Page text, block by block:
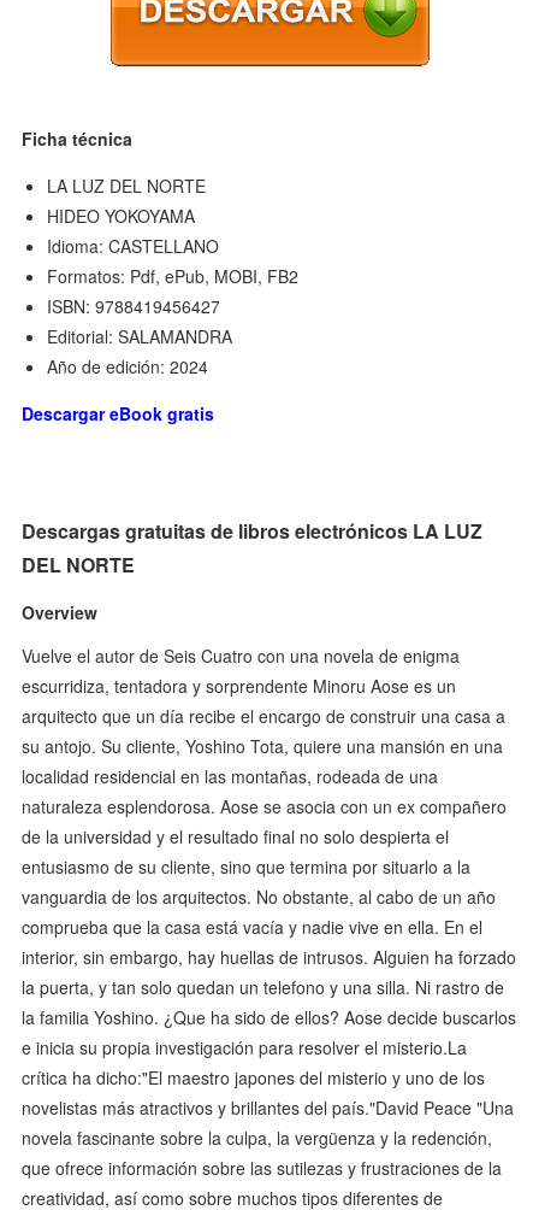
Ficha técnica
LA LUZ DEL NORTE
HIDEO YOKOYAMA
Idioma: CASTELLANO
Formatos: Pdf, ePub, MOBI, FB2
ISBN: 9788419456427
Editorial: SALAMANDRA
Año de edición: 2024
Descargar eBook gratis
Descargas gratuitas de libros electrónicos LA LUZ
DEL NORTE
Overview
Vuelve el autor de Seis Cuatro con una novela de enigma
escurridiza, tentadora y sorprendente Minoru Aose es un
arquitecto que un día recibe el encargo de construir una casa a
su antojo. Su cliente, Yoshino Tota, quiere una mansión en una
localidad residencial en las montañas, rodeada de una
naturaleza esplendorosa. Aose se asocia con un ex compañero
de la universidad y el resultado final no solo despierta el
entusiasmo de su cliente, sino que termina por situarlo a la
vanguardia de los arquitectos. No obstante, al cabo de un año
comprueba que la casa está vacía y nadie vive en ella. En el
interior, sin embargo, hay huellas de intrusos. Alguien ha forzado
la puerta, y tan solo quedan un telefono y una silla. Ni rastro de
la familia Yoshino. ¿Que ha sido de ellos? Aose decide buscarlos
e inicia su propia investigación para resolver el misterio.La
crítica ha dicho:"El maestro japones del misterio y uno de los
novelistas más atractivos y brillantes del país."David Peace "Una
novela fascinante sobre la culpa, la vergüenza y la redención,
que ofrece información sobre las sutilezas y frustraciones de la
creatividad, así como sobre muchos tipos diferentes de